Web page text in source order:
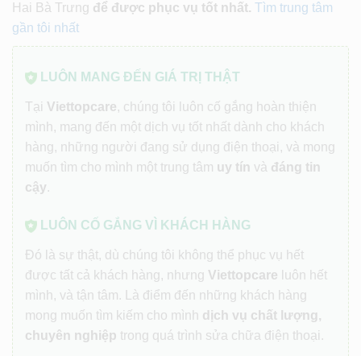
Hai Bà Trưng để được phục vụ tốt nhất. Tìm trung tâm
gần tôi nhất
LUÔN MANG ĐẾN GIÁ TRỊ THẬT
Tại Viettopcare, chúng tôi luôn cố gắng hoàn thiện
mình, mang đến một dịch vụ tốt nhất dành cho khách
hàng, những người đang sử dụng điện thoại, và mong
muốn tìm cho mình một trung tâm uy tín và đáng tin
cậy.
LUÔN CỐ GẮNG VÌ KHÁCH HÀNG
Đó là sự thật, dù chúng tôi không thể phục vụ hết
được tất cả khách hàng, nhưng Viettopcare luôn hết
mình, và tận tâm. Là điểm đến những khách hàng
mong muốn tìm kiếm cho mình dịch vụ chất lượng,
chuyên nghiệp trong quá trình sửa chữa điện thoại.